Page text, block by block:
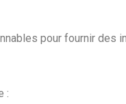
pour fournir des
: